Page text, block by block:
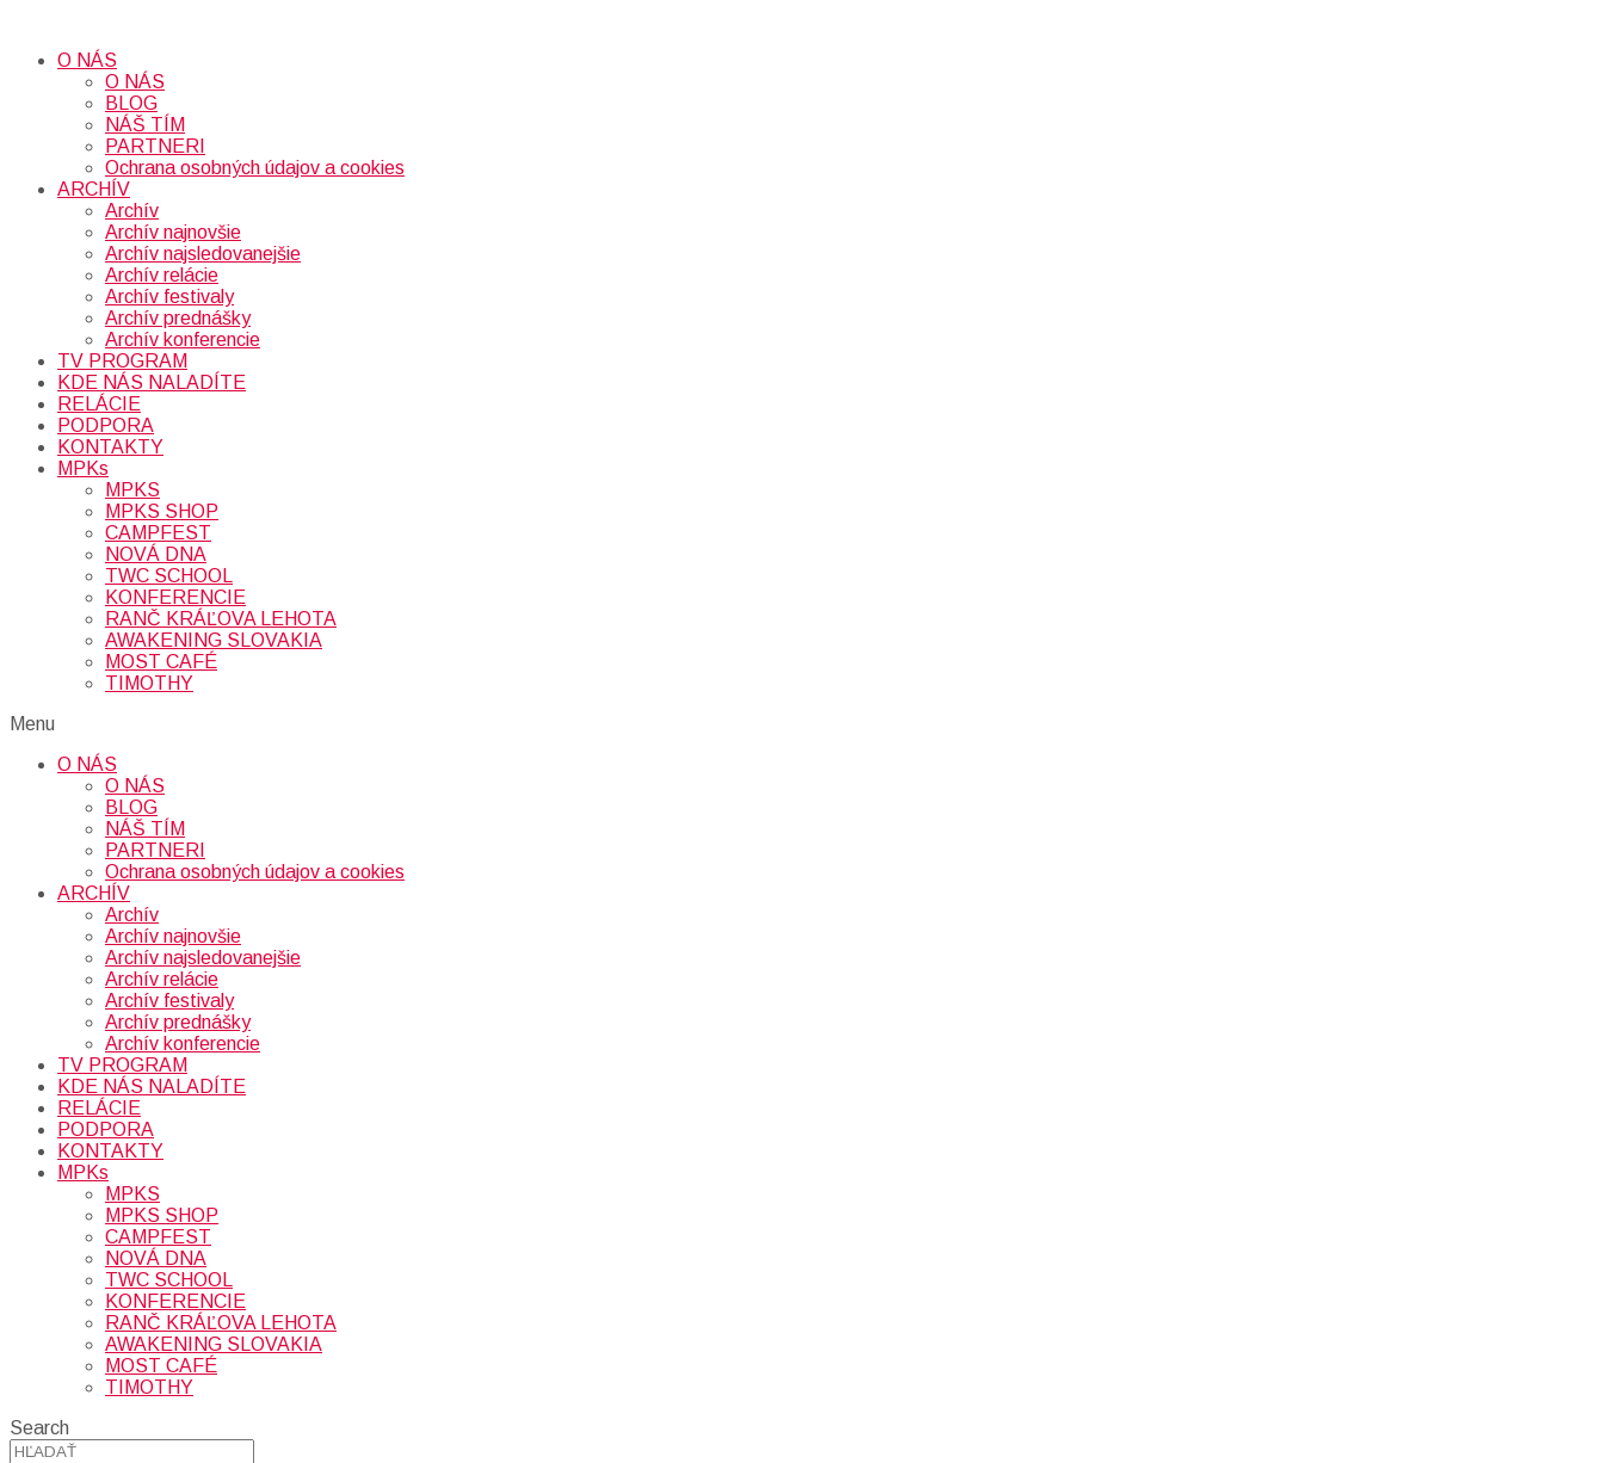
O NÁS
O NÁS
BLOG
NÁŠ TÍM
PARTNERI
Ochrana osobných údajov a cookies
ARCHÍV
Archív
Archív najnovšie
Archív najsledovanejšie
Archív relácie
Archív festivaly
Archív prednášky
Archív konferencie
TV PROGRAM
KDE NÁS NALADÍTE
RELÁCIE
PODPORA
KONTAKTY
MPKs
MPKS
MPKS SHOP
CAMPFEST
NOVÁ DNA
TWC SCHOOL
KONFERENCIE
RANČ KRÁĽOVA LEHOTA
AWAKENING SLOVAKIA
MOST CAFÉ
TIMOTHY
Menu
O NÁS
O NÁS
BLOG
NÁŠ TÍM
PARTNERI
Ochrana osobných údajov a cookies
ARCHÍV
Archív
Archív najnovšie
Archív najsledovanejšie
Archív relácie
Archív festivaly
Archív prednášky
Archív konferencie
TV PROGRAM
KDE NÁS NALADÍTE
RELÁCIE
PODPORA
KONTAKTY
MPKs
MPKS
MPKS SHOP
CAMPFEST
NOVÁ DNA
TWC SCHOOL
KONFERENCIE
RANČ KRÁĽOVA LEHOTA
AWAKENING SLOVAKIA
MOST CAFÉ
TIMOTHY
Search